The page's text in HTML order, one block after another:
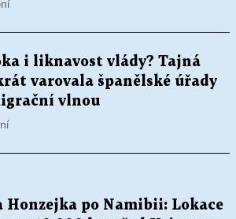
i liknavost vlády? Tajná
varovala španělské úřady
vlnou
Honzejka po Namibii: Lokace